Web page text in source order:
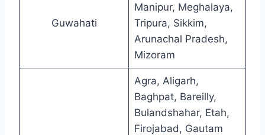
Guwahati
Manipur, Meghalaya,
Tripura, Sikkim,
Arunachal Pradesh,
Mizoram
Agra, Aligarh,
Baghpat, Bareilly,
Bulandshahar, Etah,
Firojabad, Gautam